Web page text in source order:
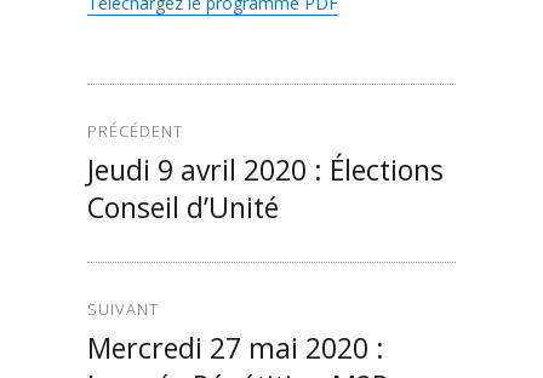
PRÉCÉDENT
Jeudi 9 avril 2020 : Élections
Conseil d’Unité
SUIVANT
Mercredi 27 mai 2020 :